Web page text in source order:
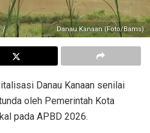
Danau Kanaan (Foto/Bams)
Danau Kanaan senilai
oleh Pemerintah Kota
pada APBD 2026.